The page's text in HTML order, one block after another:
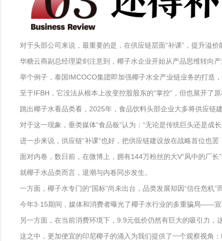
对于头部公司来说，最重要的是，在供应链层面“补课”，提升溢价
华糖云商副总经理梁剑注意到，椰子水企业开始从产品思维转向
举个例子，泰国IMCOCO集团即加强椰子水全产业链业务的打造
至于IFBH，它没法从根本上改变控股股东的“掌控”，但也展开了
跳出椰子水看品类看，2025年，食品饮料头部企业大多将供应
对于这一现象，垂类媒体“食品板”认为：“无论是传统巨头还是
进一步来说，供应链“补课”也好，把供应链建设放在战略首位也
面对内卷，数日前，在微博上，拥有144万粉丝的大V“风中的厂
就椰子水品类而言，退潮与内卷同步发生。
一方面，椰子水专门的“国标”尚未出台，品类发展却因“信任危机”
今年3·15期间，媒体和消费者曝光了椰子水行业的多重骗局——
另一方面，在当前消费环境下，9.9元低价仍然有巨大的吸引力
这之中，更加便宜的印尼椰子的涌入为我们提供了一个观察视角